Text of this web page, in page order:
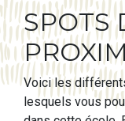
SPOTS
Voici les
lesquels vous